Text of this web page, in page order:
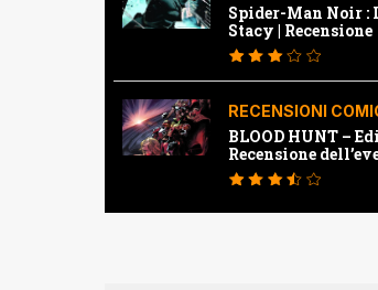
Spider-Man Noir :
Stacy | Recensione
RECENSIONI
BLOOD HUNT –
Recensione
della Marvel